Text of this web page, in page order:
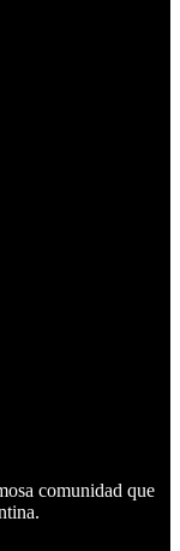
comunidad que